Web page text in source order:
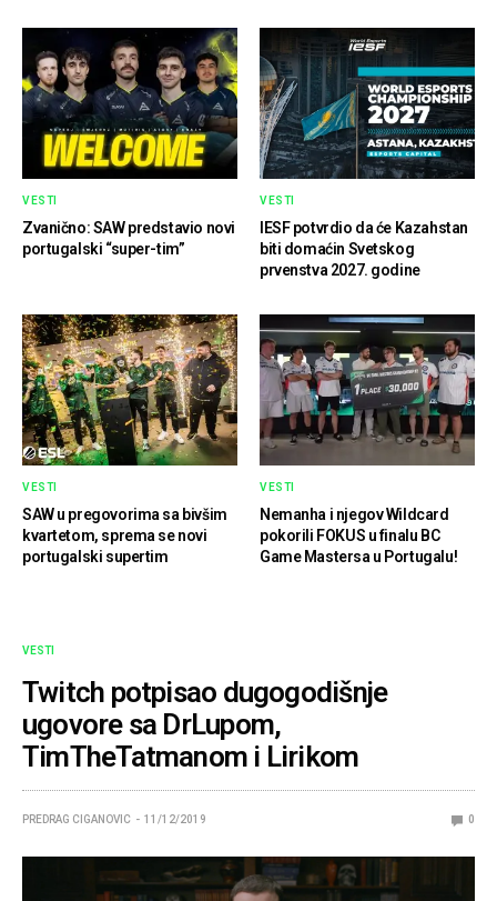
VESTI
Zvanično: SAW predstavio novi
portugalski “super-tim”
VESTI
IESF potvrdio da će Kazahstan
biti domaćin Svetskog
prvenstva 2027. godine
VESTI
SAW u pregovorima sa bivšim
kvartetom, sprema se novi
portugalski supertim
VESTI
Nemanha i njegov Wildcard
pokorili FOKUS u finalu BC
Game Mastersa u Portugalu!
VESTI
Twitch potpisao dugogodišnje
ugovore sa DrLupom,
TimTheTatmanom i Lirikom
PREDRAG CIGANOVIC 11/12/2019 0